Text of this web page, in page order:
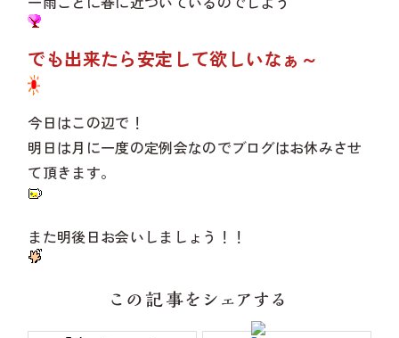
でも出来たら安定して欲しいなぁ～
今日はこの辺で！
明日は月に一度の定例会なのでブログはお休みさせ
て頂きます。
また明後日お会いしましょう！！
この記事をシェアする